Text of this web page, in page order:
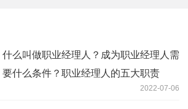
什么叫做职业经理人？成为职业经理人需
要什么条件？职业经理人的五大职责
2022-07-06